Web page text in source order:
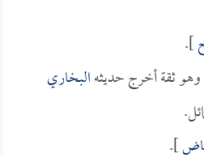
].
ثقة أخرج حديثهالبخاري
].